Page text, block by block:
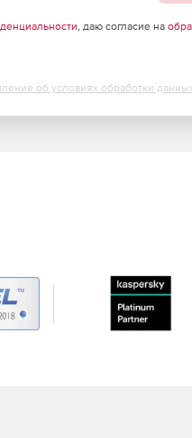
, даю согласие на
об условиях обработки